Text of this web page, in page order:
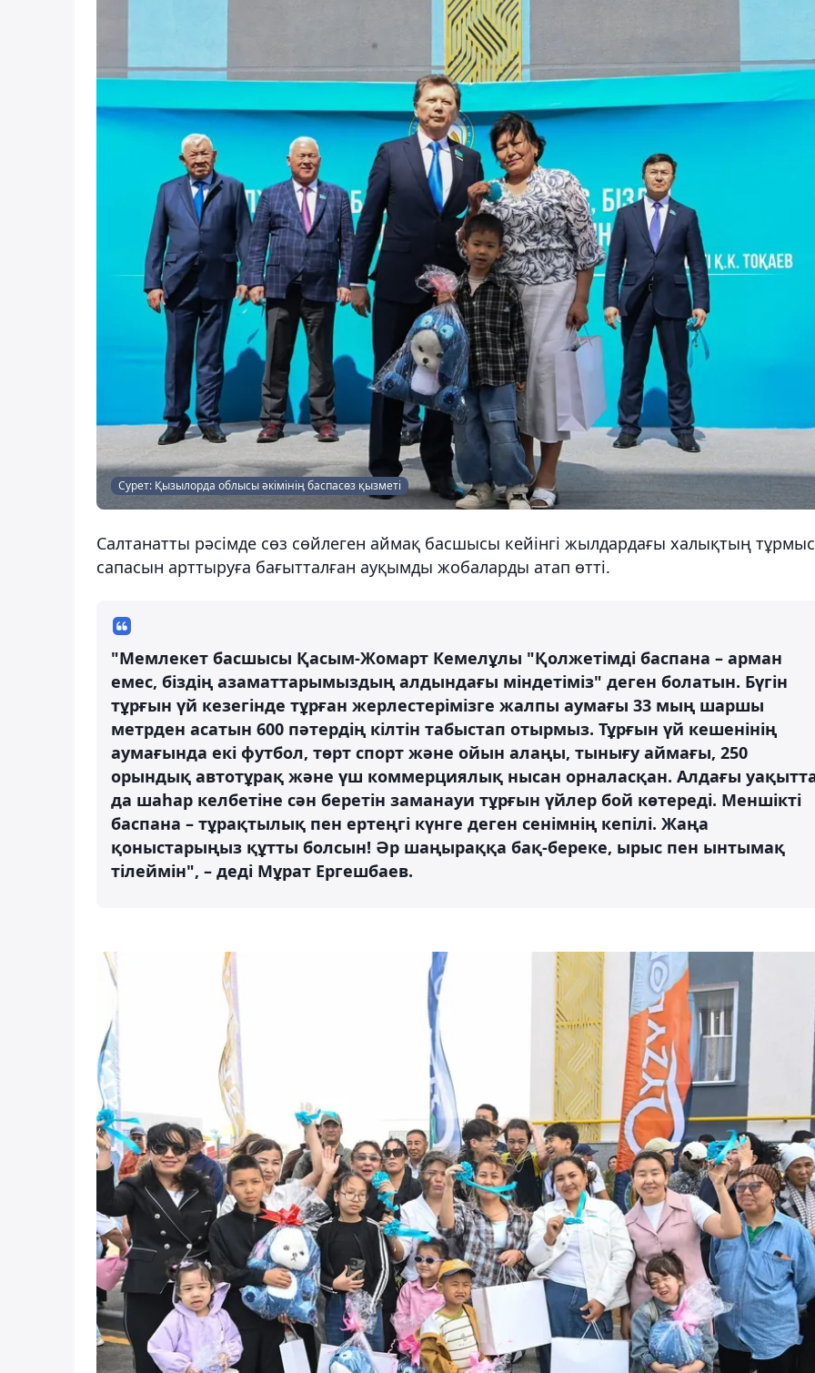
Сурет: Қызылорда облысы әкімінің баспасөз қызметі
Салтанатты рәсімде сөз сөйлеген аймақ басшысы кейінгі жылдардағы халықтың тұрмыс
сапасын арттыруға бағытталған ауқымды жобаларды атап өтті.
"Мемлекет басшысы Қасым-Жомарт Кемелұлы "Қолжетімді баспана – арман
емес, біздің азаматтарымыздың алдындағы міндетіміз" деген болатын. Бүгін
тұрғын үй кезегінде тұрған жерлестерімізге жалпы аумағы 33 мың шаршы
метрден асатын 600 пәтердің кілтін табыстап отырмыз. Тұрғын үй кешенінің
аумағында екі футбол, төрт спорт және ойын алаңы, тынығу аймағы, 250
орындық автотұрақ және үш коммерциялық нысан орналасқан. Алдағы
да шаһар келбетіне сән беретін заманауи тұрғын үйлер бой көтереді. Меншікті
баспана – тұрақтылық пен ертеңгі күнге деген сенімнің кепілі. Жаңа
қоныстарыңыз құтты болсын! Әр шаңыраққа бақ-береке, ырыс пен ынтымақ
тілеймін", – деді Мұрат Ергешбаев.